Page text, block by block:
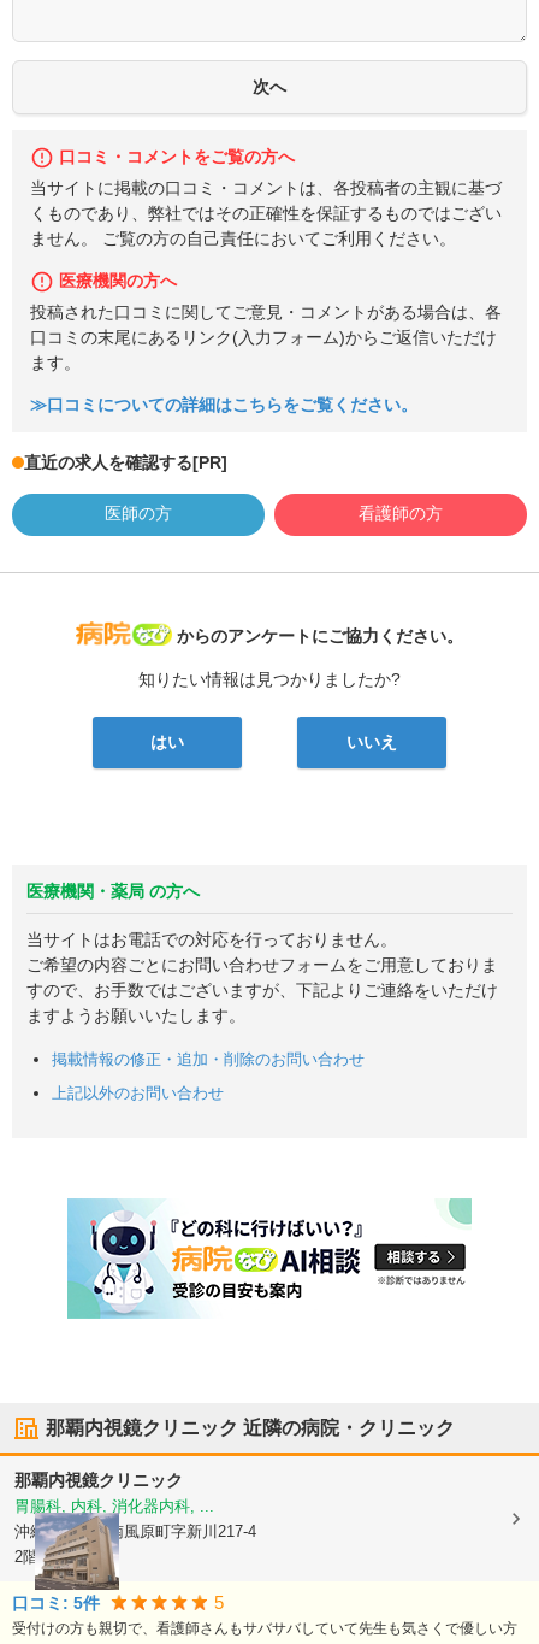
口コミ・コメントをご覧の方へ
当サイトに掲載の口コミ・コメントは、各投稿者の主観に基づ
くものであり、弊社ではその正確性を保証するものではござい
ません。 ご覧の方の自己責任においてご利用ください。
医療機関の方へ
投稿された口コミに関してご意見・コメントがある場合は、各
口コミの末尾にあるリンク(入力フォーム)からご返信いただけ
ます。
≫口コミについての詳細はこちらをご覧ください。
直近の求人を確認する[PR]
医師の方 看護師の方
病院なび
からのアンケートにご協力ください。
知りたい情報は見つかりましたか?
はい いいえ
医療機関・薬局 の方へ
当サイトはお電話での対応を行っておりません。
ご希望の内容ごとにお問い合わせフォームをご用意しておりま
すので、お手数ではございますが、下記よりご連絡をいただけ
ますようお願いいたします。
掲載情報の修正・追加・削除のお問い合わせ
上記以外のお問い合わせ
那覇内視鏡クリニック 近隣の病院・クリニック
那覇内視鏡クリニック
胃腸科, 内科, 消化器内科, ...
沖縄県島尻郡南風原町字新川217-4
2階
口コミ: 5件 5
受付けの方も親切で、看護師さんもサバサバしていて先生も気さくで優しい方